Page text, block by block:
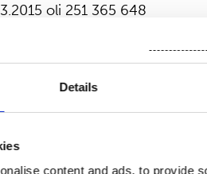
Details
content and ads, to provide
oli 251 365 648
oli 11 860 056,00 euroa.
katsauskaudella yhteensä
ja sen korkojen
ja 507 388 suunnatusta
puitteissa.
omaksi pääomaksi